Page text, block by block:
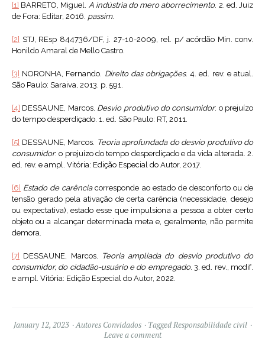
[1] BARRETO, Miguel. A indústria do mero aborrecimento. 2. ed. Juiz
de Fora: Editar, 2016. passim.
[2] STJ, REsp 844736/DF, j. 27-10-2009, rel. p/ acórdão Min. conv.
Honildo Amaral de Mello Castro.
[3] NORONHA, Fernando. Direito das obrigações. 4. ed. rev. e atual.
São Paulo: Saraiva, 2013. p. 591.
[4] DESSAUNE, Marcos. Desvio produtivo do consumidor: o prejuízo
do tempo desperdiçado. 1. ed. São Paulo: RT, 2011.
[5] DESSAUNE, Marcos. Teoria aprofundada do desvio produtivo do
consumidor: o prejuízo do tempo desperdiçado e da vida alterada. 2.
ed. rev. e ampl. Vitória: Edição Especial do Autor, 2017.
[6] Estado de carênciacorresponde ao estado de desconforto ou de
tensão gerado pela ativação de certa carência (necessidade, desejo
ou expectativa), estado esse que impulsiona a pessoa a obter certo
objeto ou a alcançar determinada meta e, geralmente, não permite
demora.
[7] DESSAUNE, Marcos. Teoria ampliada do desvio produtivo do
consumidor, do cidadão-usuário e do empregado. 3. ed. rev., modif.
e ampl. Vitória: Edição Especial do Autor, 2022.
January 12, 2023 Autores Convidados TaggedResponsabilidade civil
Leave a comment